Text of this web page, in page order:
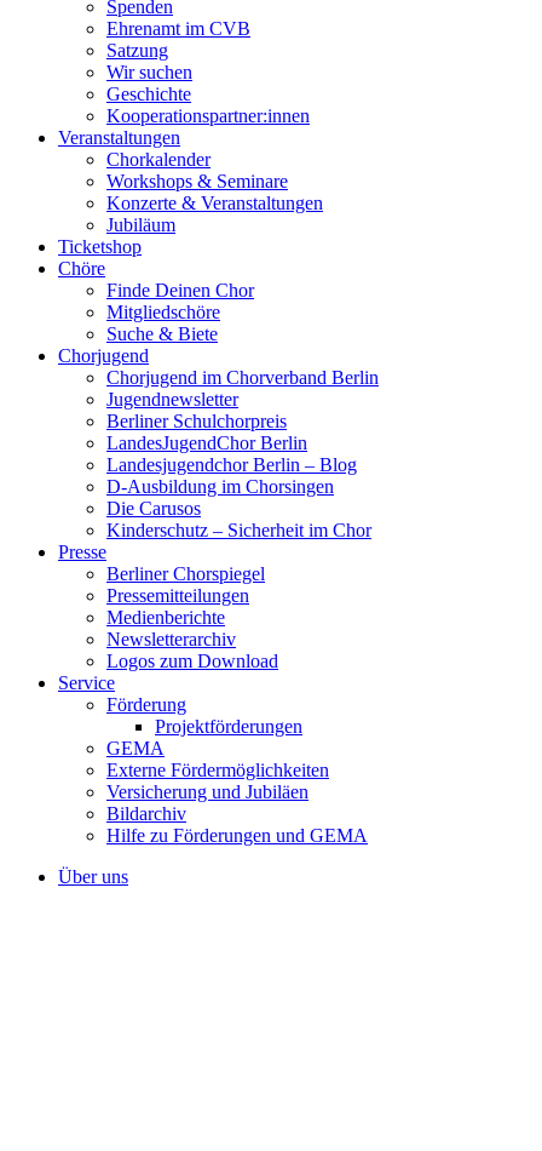
Spenden
Ehrenamt im CVB
Satzung
Wir suchen
Geschichte
Kooperationspartner:innen
Veranstaltungen
Chorkalender
Workshops & Seminare
Konzerte & Veranstaltungen
Jubiläum
Ticketshop
Chöre
Finde Deinen Chor
Mitgliedschöre
Suche & Biete
Chorjugend
Chorjugend im Chorverband Berlin
Jugendnewsletter
Berliner Schulchorpreis
LandesJugendChor Berlin
Landesjugendchor Berlin – Blog
D-Ausbildung im Chorsingen
Die Carusos
Kinderschutz – Sicherheit im Chor
Presse
Berliner Chorspiegel
Pressemitteilungen
Medienberichte
Newsletterarchiv
Logos zum Download
Service
Förderung
Projektförderungen
GEMA
Externe Fördermöglichkeiten
Versicherung und Jubiläen
Bildarchiv
Hilfe zu Förderungen und GEMA
Über uns